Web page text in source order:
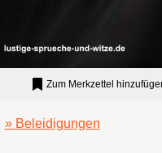
Zum Merkzettel
» Beleidigungen